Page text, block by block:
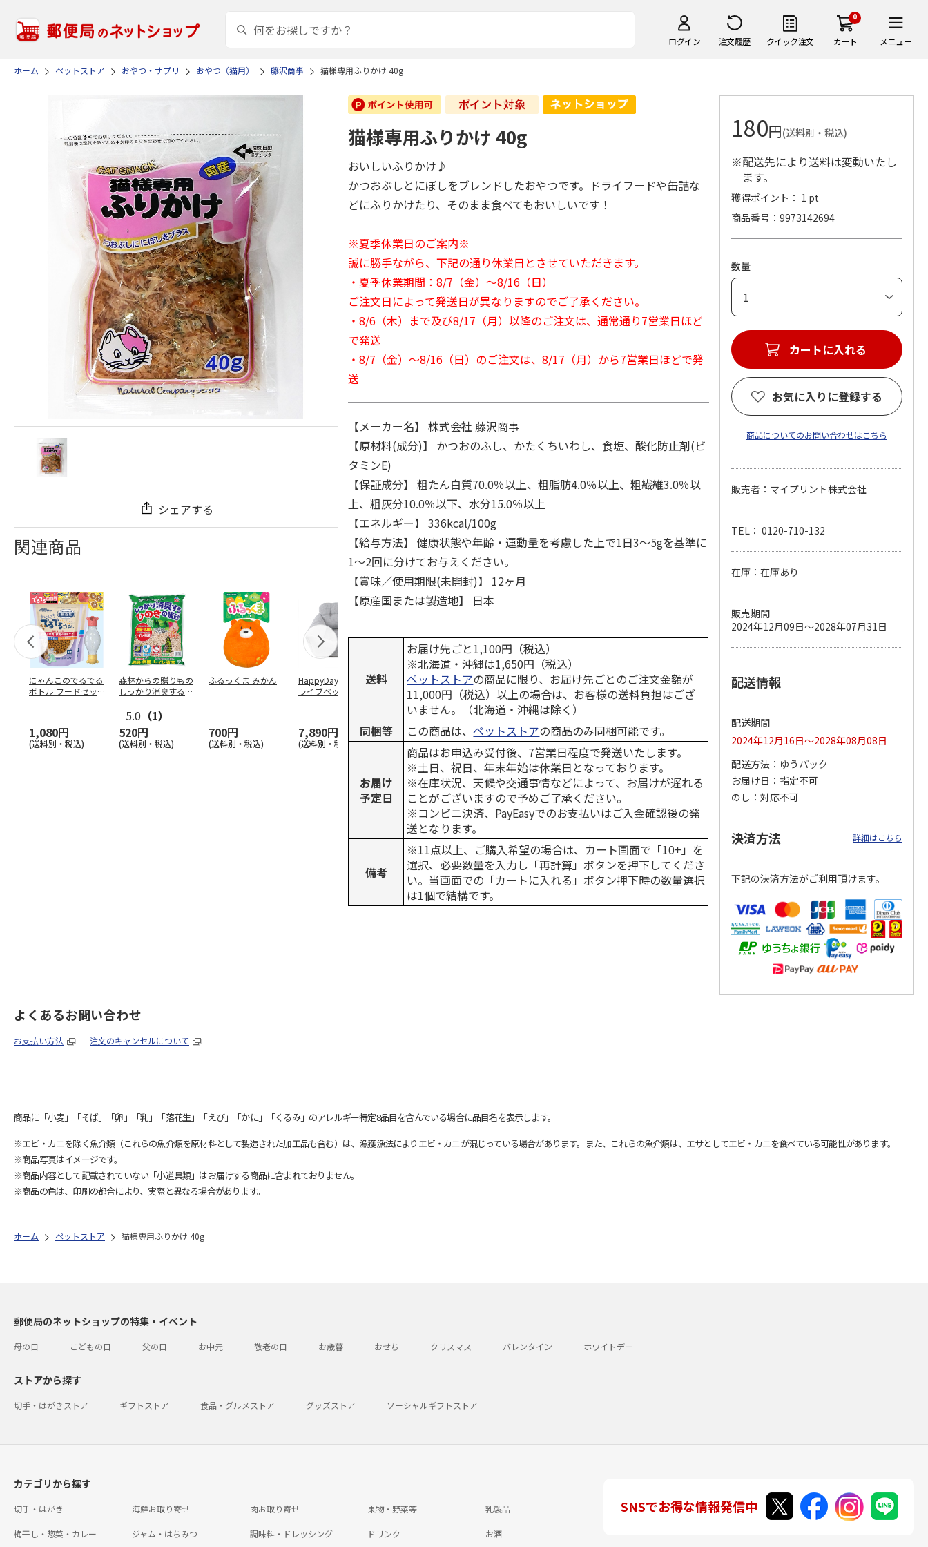
ログイン 注文履歴 クイック注文
0
カート メニュー
ホーム ペットストア おやつ・サプリ おやつ（猫用） 藤沢商事 猫様専用ふりかけ 40g
シェアする
関連商品
にゃんこのでるでる
ボトル フードセッ
1,080円
(送料別・税込)
森林からの贈りもの
しっかり消臭するひ
5.0 （1）
520円
(送料別・税込)
ふるっくま みかん
700円
(送料別・税込)
HappyDays 2wayド
ライブベッド グレ
7,890円
(送料別・税込)
獣医師開発 ニオイ
をとる砂専用 猫ト
イレ ナチュラルグ
1,550円
(送料別・税込)
デオトイレ 飛び散
らない消臭・抗菌サ
ンド 4L
1,320円
(送料別・税込)
無添加良品 カムカ
ムデンタルコーン
ぐるぐるボーン型 S
…
470円
(送料別・税込)
銀のスプーン パウ
チ 健康に育つ子ね
こ用 まぐろ・かつ
120円
(送料別・税込)
ペット線香 虹のか
なた フルーティフ
ローラルの香り
590円
(送料別・税込)
100円
(送料別・税込)
猫様専用ふりかけ 40g
おいしいふりかけ♪
かつおぶしとにぼしをブレンドしたおやつです。ドライフードや缶詰な
どにふりかけたり、そのまま食べてもおいしいです！
※夏季休業日のご案内※
誠に勝手ながら、下記の通り休業日とさせていただきます。
・夏季休業期間：8/7（金）～8/16（日）
ご注文日によって発送日が異なりますのでご了承ください。
・8/6（木）まで及び8/17（月）以降のご注文は、通常通り7営業日ほど
で発送
・8/7（金）～8/16（日）のご注文は、8/17（月）から7営業日ほどで発
送
【メーカー名】 株式会社 藤沢商事
【原材料(成分)】 かつおのふし、かたくちいわし、食塩、酸化防止剤(ビ
タミンE)
【保証成分】 粗たん白質70.0％以上、粗脂肪4.0％以上、粗繊維3.0％以
上、粗灰分10.0％以下、水分15.0％以上
【エネルギー】 336kcal/100g
【給与方法】 健康状態や年齢・運動量を考慮した上で1日3～5gを基準に
1～2回に分けてお与えください。
【賞味／使用期限(未開封)】 12ヶ月
【原産国または製造地】 日本
送料
お届け先ごと1,100円（税込）
※北海道・沖縄は1,650円（税込）
ペットストアの商品に限り、お届け先ごとのご注文金額が
11,000円（税込）以上の場合は、お客様の送料負担はござ
いません。（北海道・沖縄は除く）
同梱等
この商品は、ペットストアの商品のみ同梱可能です。
お届け
予定日
商品はお申込み受付後、7営業日程度で発送いたします。
※土日、祝日、年末年始は休業日となっております。
※在庫状況、天候や交通事情などによって、お届けが遅れる
ことがございますので予めご了承ください。
※コンビニ決済、PayEasyでのお支払いはご入金確認後の発
送となります。
備考
※11点以上、ご購入希望の場合は、カート画面で「10+」を
選択、必要数量を入力し「再計算」ボタンを押下してくださ
い。当画面での「カートに入れる」ボタン押下時の数量選択
は1個で結構です。
180円(送料別・税込)
※配送先により送料は変動いたし
ます。
獲得ポイント： 1 pt
商品番号
9973142694
数量
カートに入れる
お気に入りに登録する
商品についてのお問い合わせはこちら
販売者：マイプリント株式会社
TEL： 0120-710-132
在庫：在庫あり
販売期間
2024年12月09日～2028年07月31日
配送情報
配送期間
2024年12月16日～2028年08月08日
配送方法
ゆうパック
お届け日
指定不可
のし
対応不可
決済方法 詳細はこちら
下記の決済方法がご利用頂けます。
よくあるお問い合わせ
お支払い方法 注文のキャンセルについて
商品に「小麦」「そば」「卵」「乳」「落花生」「えび」「かに」「くるみ」のアレルギー特定8品目を含んでいる場合に品目名を表示します。
※エビ・カニを除く魚介類（これらの魚介類を原材料として製造された加工品も含む）は、漁獲漁法によりエビ・カニが混じっている場合があります。また、これらの魚介類は、エサとしてエビ・カニを食べている可能性があります。
※商品写真はイメージです。
※商品内容として記載されていない「小道具類」はお届けする商品に含まれておりません。
※商品の色は、印刷の都合により、実際と異なる場合があります。
ホーム ペットストア 猫様専用ふりかけ 40g
郵便局のネットショップの特集・イベント
母の日 こどもの日 父の日 お中元 敬老の日 お歳暮 おせち クリスマス バレンタイン ホワイトデー
ストアから探す
切手・はがきストア ギフトストア 食品・グルメストア グッズストア ソーシャルギフトストア
カテゴリから探す
切手・はがき 海鮮お取り寄せ 肉お取り寄せ 果物・野菜等 乳製品
梅干し・惣菜・カレー ジャム・はちみつ 調味料・ドレッシング ドリンク お酒
SNSでお得な情報発信中